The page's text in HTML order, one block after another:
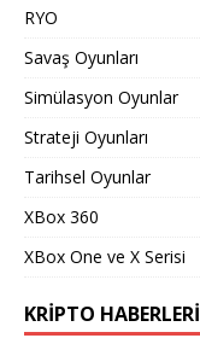
RYO
Savaş Oyunları
Simülasyon Oyunlar
Strateji Oyunları
Tarihsel Oyunlar
XBox 360
XBox One ve X Serisi
KRIPTO HABERLERI